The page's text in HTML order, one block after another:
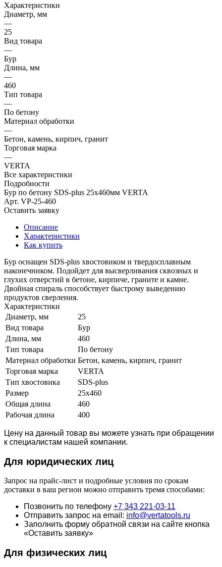
Характеристики
Диаметр, мм
—
25
Вид товара
—
Бур
Длина, мм
—
460
Тип товара
—
По бетону
Материал обработки
—
Бетон, камень, кирпич, гранит
Торговая марка
—
VERTA
Все характеристики
Подробности
Бур по бетону SDS-plus 25х460мм VERTA
Арт. VP-25-460
Оставить заявку
Описание
Характеристики
Как купить
Бур оснащен SDS-plus хвостовиком и твердосплавным
наконечником. Подойдет для высверливания сквозных и
глухих отверстий в бетоне, кирпиче, граните и камне.
Двойная спираль способствует быстрому выведению
продуктов сверления.
Характеристики
Диаметр, мм
25
Вид товара
Бур
Длина, мм
460
Тип товара
По бетону
Материал обработки Бетон, камень, кирпич, гранит
Торговая марка
VERTA
Тип хвостовика
SDS-plus
Размер
25х460
Общая длина
460
Рабочая длина
400
Цену на данный товар вы можете узнать при обращении
к специалистам нашей компании.
Для юридических лиц
Запрос на прайс-лист и подробные условия по срокам
доставки в ваш регион можно отправить тремя способами:
Позвонить по телефону +7 343 221-03-11
Отправить запрос на email: info@vertatools.ru
Заполнить форму обратной связи на сайте кнопка
«Оставить заявку»
Для физических лиц